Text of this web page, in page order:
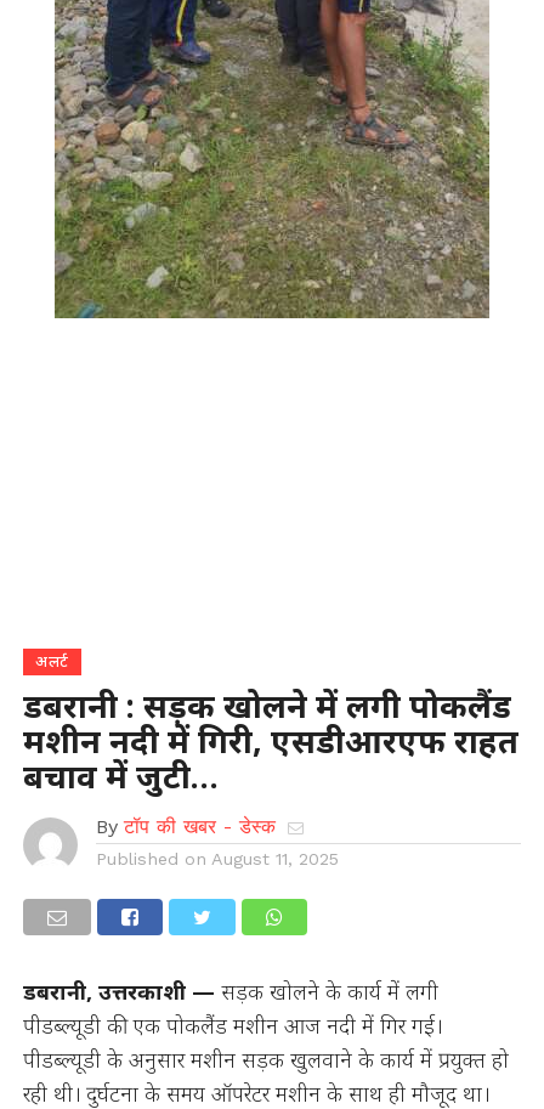
अलर्ट
डबरानी : सड़क खोलने में लगी पोकलैंड
मशीन नदी में गिरी, एसडीआरएफ राहत
बचाव में जुटी…
By टॉप की खबर - डेस्क
Published on August 11, 2025
डबरानी, उत्तरकाशी — सड़क खोलने के कार्य में लगी
पीडब्ल्यूडी की एक पोकलैंड मशीन आज नदी में गिर गई।
पीडब्ल्यूडी के अनुसार मशीन सड़क खुलवाने के कार्य में प्रयुक्त हो
रही थी। दुर्घटना के समय ऑपरेटर मशीन के साथ ही मौजूद था।